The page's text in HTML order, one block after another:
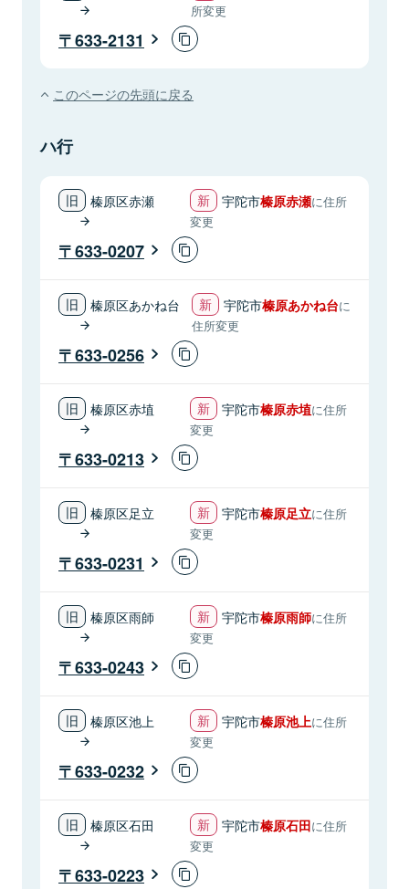
所変更
633-2131
このページの先頭に戻る
ハ行
榛原区赤瀬 宇陀市榛原赤瀬に住所
変更
633-0207
榛原区あかね台 宇陀市榛原あかね台に
住所変更
633-0256
榛原区赤埴 宇陀市榛原赤埴に住所
変更
633-0213
榛原区足立 宇陀市榛原足立に住所
変更
633-0231
榛原区雨師 宇陀市榛原雨師に住所
変更
633-0243
榛原区池上 宇陀市榛原池上に住所
変更
633-0232
榛原区石田 宇陀市榛原石田に住所
変更
633-0223